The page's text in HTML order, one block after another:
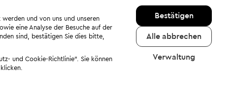
und von uns und unseren
eine Analyse der Besuche auf der
sind, bestätigen Sie dies bitte,
und Cookie-Richtlinie". Sie können
Bestätigen
Alle abbrechen
Verwaltung